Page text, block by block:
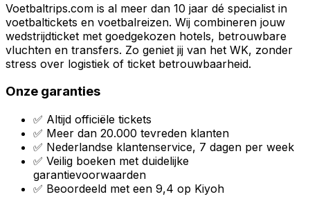
Voetbaltrips.com is al meer dan 10 jaar dé specialist in
voetbaltickets en voetbalreizen. Wij combineren jouw
wedstrijdticket met goedgekozen hotels, betrouwbare
vluchten en transfers. Zo geniet jij van het WK, zonder
stress over logistiek of ticket betrouwbaarheid.
Onze garanties
✅ Altijd officiële tickets
✅ Meer dan 20.000 tevreden klanten
✅ Nederlandse klantenservice, 7 dagen per week
✅ Veilig boeken met duidelijke
garantievoorwaarden
✅ Beoordeeld met een 9,4 op Kiyoh